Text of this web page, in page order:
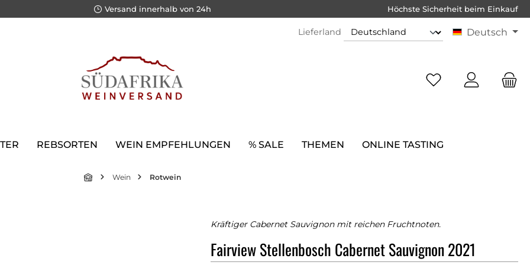
Versand innerhalb von 24h Höchste Sicherheit beim Einkauf
Lieferland Deutsch
REBSORTEN WEIN EMPFEHLUNGEN % SALE THEMEN ONLINE TASTING
Wein Rotwein
Kräftiger Cabernet Sauvignon mit reichen Fruchtnoten.
Fairview Stellenbosch Cabernet Sauvignon 2021